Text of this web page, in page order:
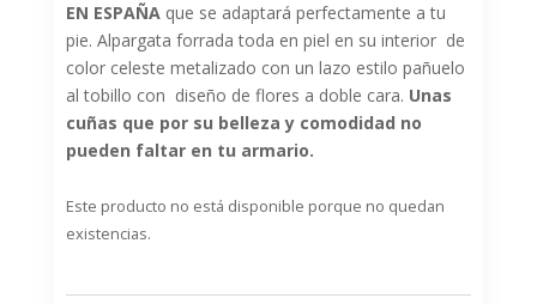
EN ESPAÑAque se adaptará perfectamente a tu
pie. Alpargata forrada toda en piel en su interior de
color celeste metalizado con un lazo estilo pañuelo
al tobillo con diseño de flores a doble cara. Unas
cuñas que por su belleza y comodidad no
pueden faltar en tu armario.
Este producto no está disponible porque no quedan
existencias.